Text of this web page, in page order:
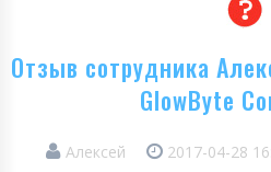
Отзыв сотрудника
GlowByte
Алексей 2017-04-28